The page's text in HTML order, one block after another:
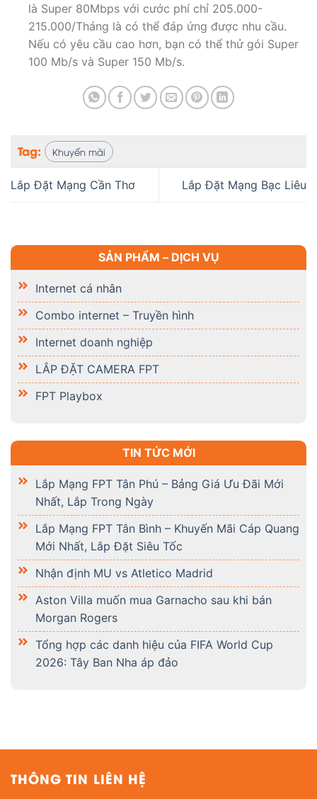
SẢN PHẨM – DỊCH VỤ
Internet cá nhân
Combo internet – Truyền hình
Internet doanh nghiệp
LẮP ĐẶT CAMERA FPT
FPT Playbox
TIN TỨC MỚI
Lắp Mạng FPT Tân Phú – Bảng Giá Ưu Đãi Mới
Nhất, Lắp Trong Ngày
Lắp Mạng FPT Tân Bình – Khuyến Mãi Cáp Quang
Mới Nhất, Lắp Đặt Siêu Tốc
Nhận định MU vs Atletico Madrid
Aston Villa muốn mua Garnacho sau khi bán
Morgan Rogers
Tổng hợp các danh hiệu của FIFA World Cup
2026: Tây Ban Nha áp đảo
là Super 80Mbps với cước phí chỉ 205.000-
215.000/Tháng là có thể đáp ứng được nhu cầu.
Nếu có yêu cầu cao hơn, bạn có thể thử gói Super
100 Mb/s và Super 150 Mb/s.
Tag: Khuyến mãi
Lắp Đặt Mạng Cần Thơ Lắp Đặt Mạng Bạc Liêu
THÔNG TIN LIÊN HỆ